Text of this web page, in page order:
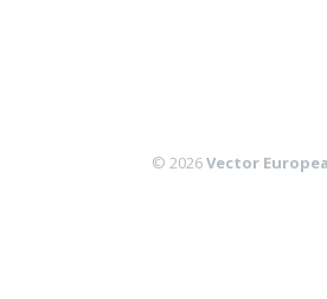
© 2026Vector